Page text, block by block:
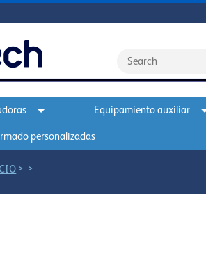
Equipamiento auxiliar
personalizadas
> >